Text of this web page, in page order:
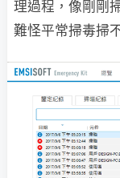
理過程，像剛剛
難怪平常掃毒掃